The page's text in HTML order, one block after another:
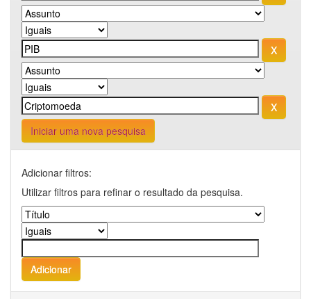
Iniciar uma nova pesquisa
Adicionar filtros:
Utilizar filtros para refinar o resultado da pesquisa.